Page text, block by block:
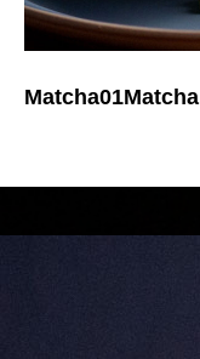
Matcha01Matcha